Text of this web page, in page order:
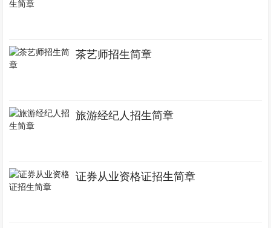
茶艺师招生简章
旅游经纪人招生简章
证券从业资格证招生简章